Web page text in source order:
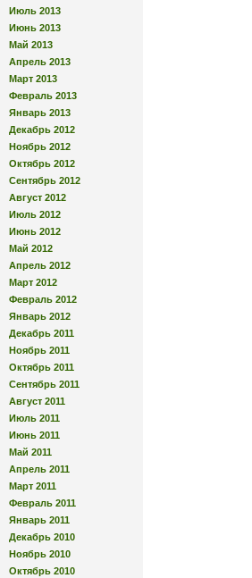
Июль 2013
Июнь 2013
Май 2013
Апрель 2013
Март 2013
Февраль 2013
Январь 2013
Декабрь 2012
Ноябрь 2012
Октябрь 2012
Сентябрь 2012
Август 2012
Июль 2012
Июнь 2012
Май 2012
Апрель 2012
Март 2012
Февраль 2012
Январь 2012
Декабрь 2011
Ноябрь 2011
Октябрь 2011
Сентябрь 2011
Август 2011
Июль 2011
Июнь 2011
Май 2011
Апрель 2011
Март 2011
Февраль 2011
Январь 2011
Декабрь 2010
Ноябрь 2010
Октябрь 2010